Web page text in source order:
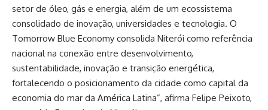
setor de óleo, gás e energia, além de um ecossistema
consolidado de inovação, universidades e tecnologia. O
Tomorrow Blue Economy consolida Niterói como referência
nacional na conexão entre desenvolvimento,
sustentabilidade, inovação e transição energética,
fortalecendo o posicionamento da cidade como capital da
economia do mar da América Latina”, afirma Felipe Peixoto,